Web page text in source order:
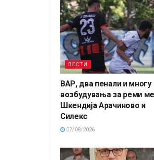
ВЕСТИ
ВАР, два пенали и многу
возбудувања за реми
Шкендија Арачиново и
Силекс
07/08/2026